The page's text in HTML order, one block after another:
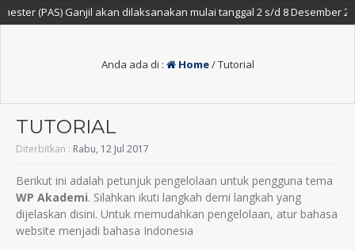
akan dilaksanakan mulai tanggal 2 s/d 8 Desember 2020 secara
Anda ada di : Home/Tutorial
TUTORIAL
Diterbitkan : Rabu, 12 Jul 2017
Berikut ini adalah petunjuk pengelolaan untuk pengguna tema
WP Akademi. Silahkan ikuti langkah demi langkah yang
dijelaskan disini. Untuk memudahkan pengelolaan, atur bahasa
website menjadi bahasa Indonesia